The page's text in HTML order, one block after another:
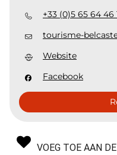
+33 (0)5 65 64 46
tourisme-
Website
Facebook
VOEG TOE AAN